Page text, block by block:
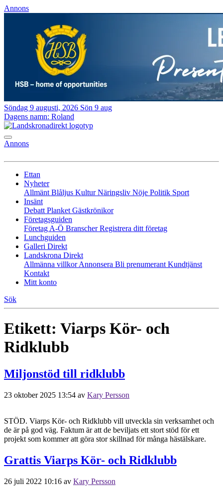
Annons
Söndag 9 augusti, 2026 Sön 9 aug
Dagens namn: Roland
Annons
Ettan
Nyheter
Allmänt Blåljus KulturNäringsliv Nöje Politik Sport
Insänt
Debatt Planket Gästkrönikor
Företagsguiden
Företag A-Ö BranscherRegistrera ditt företag
Lunchguiden
Galleri Direkt
Landskrona Direkt
Allmänna villkorAnnonsera Bli prenumerant Kundtjänst
Kontakt
Mitt konto
Sök
Etikett: Viarps Kör- och
Ridklubb
Miljonstöd till ridklubb
23 oktober 2025 13:54 av Kary Persson
STÖD. Viarps Kör- och Ridklubb vill utveckla sin verksamhet och
de är på god väg. Faktum är att de beviljats ett stort stöd för ett
projekt som kommer att göra stor skillnad för många hästälskare.
Grattis Viarps Kör- och Ridklubb
26 juli 2022 10:16 av Kary Persson